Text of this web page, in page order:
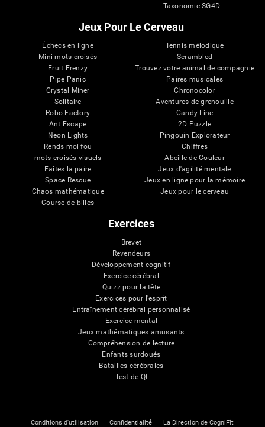
Taxonomie SG4D
Jeux Pour Le Cerveau
Échecs en ligne
Mini-mots croisés
Fruit Frenzy
Pipe Panic
Crystal Miner
Solitaire
Robo Factory
Ant Escape
Neon Lights
Rends moi fou
mots croisés visuels
Faîtes la paire
Space Rescue
Chaos mathématique
Course de billes
Tennis mélodique
Scrambled
Trouvez votre animal de compagnie
Paires musicales
Chronocolor
Aventures de grenouille
Candy Line
2D Puzzle
Pingouin Explorateur
Chiffres
Abeille de Couleur
Jeux d'agilité mentale
Jeux en ligne pour la mémoire
Jeux pour le cerveau
Exercices
Brevet
Revendeurs
Développement cognitif
Exercice cérébral
Quizz pour la tête
Exercices pour l'esprit
Entraînement cérébral personnalisé
Exercice mental
Jeux mathématiques amusants
Compréhension de lecture
Enfants surdoués
Batailles cérébrales
Test de QI
Conditions d'utilisation Confidentialité La Direction de CogniFit